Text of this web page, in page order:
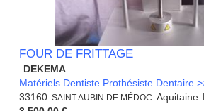
FOUR DE FRITTAGE
DEKEMA
Matériels Dentiste Prothésiste Dentaire
33160 SAINT AUBIN DE MÉDOC Aquitaine